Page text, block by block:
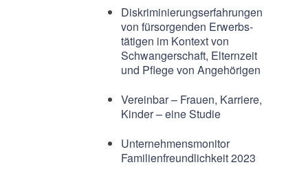
Diskriminierungserfahrungen
von fürsorgenden Erwerbs-
tätigen im Kontext von
Schwangerschaft, Elternzeit
und Pflege von Angehörigen
Vereinbar – Frauen, Karriere,
Kinder – eine Studie
Unternehmensmonitor
Familienfreundlichkeit 2023